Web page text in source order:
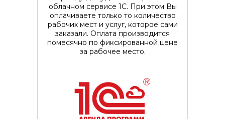
облачном сервисе 1С. При этом Вы
оплачиваете только то количество
рабочих мест и услуг, которое сами
заказали. Оплата производится
помесячно по фиксированной цене
за рабочее место.